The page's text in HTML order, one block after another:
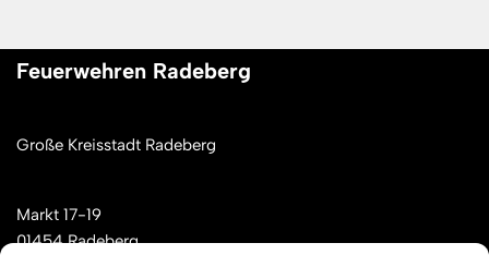
Feuerwehren Radeberg
Große Kreisstadt Radeberg
Markt 17-19
01454 Radeberg